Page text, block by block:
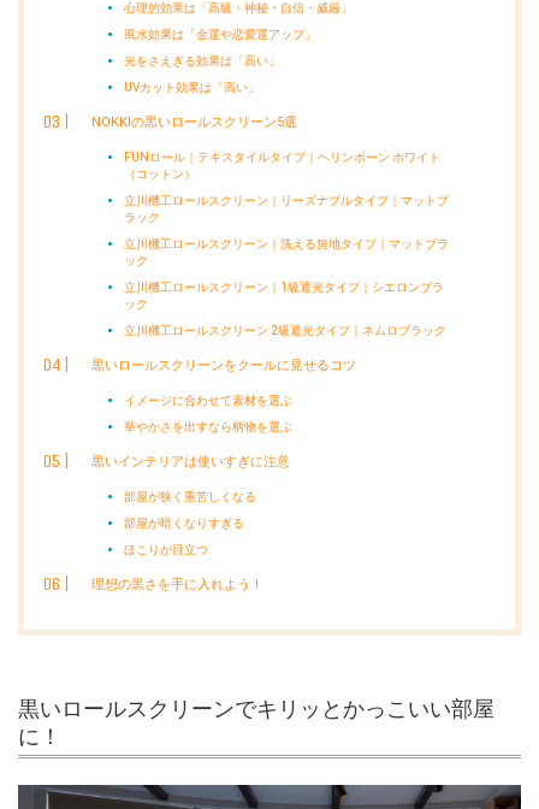
心理的効果は「高級・神秘・自信・威厳」
風水効果は「金運や恋愛運アップ」
光をさえぎる効果は「高い」
UVカット効果は「高い」
NOKKIの黒いロールスクリーン5選
FUNロール｜テキスタイルタイプ｜ヘリンボーン ホワイト
（コットン）
立川機工ロールスクリーン｜リーズナブルタイプ｜マットブ
ラック
立川機工ロールスクリーン｜洗える無地タイプ｜マットブラ
ック
立川機工ロールスクリーン｜1級遮光タイプ｜シエロンブラ
ック
立川機工ロールスクリーン 2級遮光タイプ｜ネムロブラック
黒いロールスクリーンをクールに見せるコツ
イメージに合わせて素材を選ぶ
華やかさを出すなら柄物を選ぶ
黒いインテリアは使いすぎに注意
部屋が狭く重苦しくなる
部屋が暗くなりすぎる
ほこりが目立つ
理想の黒さを手に入れよう！
黒いロールスクリーンでキリッとかっこいい部屋
に！